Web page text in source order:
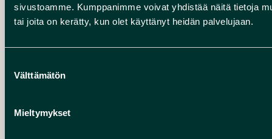
sivustoamme. Kumppanimme voivat yhdistää näitä tietoja
tai joita on kerätty, kun olet käyttänyt heidän palvelujaan.
valinta
Välttämätön
Mieltymykset
VILLA JOUTSEN
sinut nauttimaan Oulujärvestä ja omasta
joka arvostat laatua,